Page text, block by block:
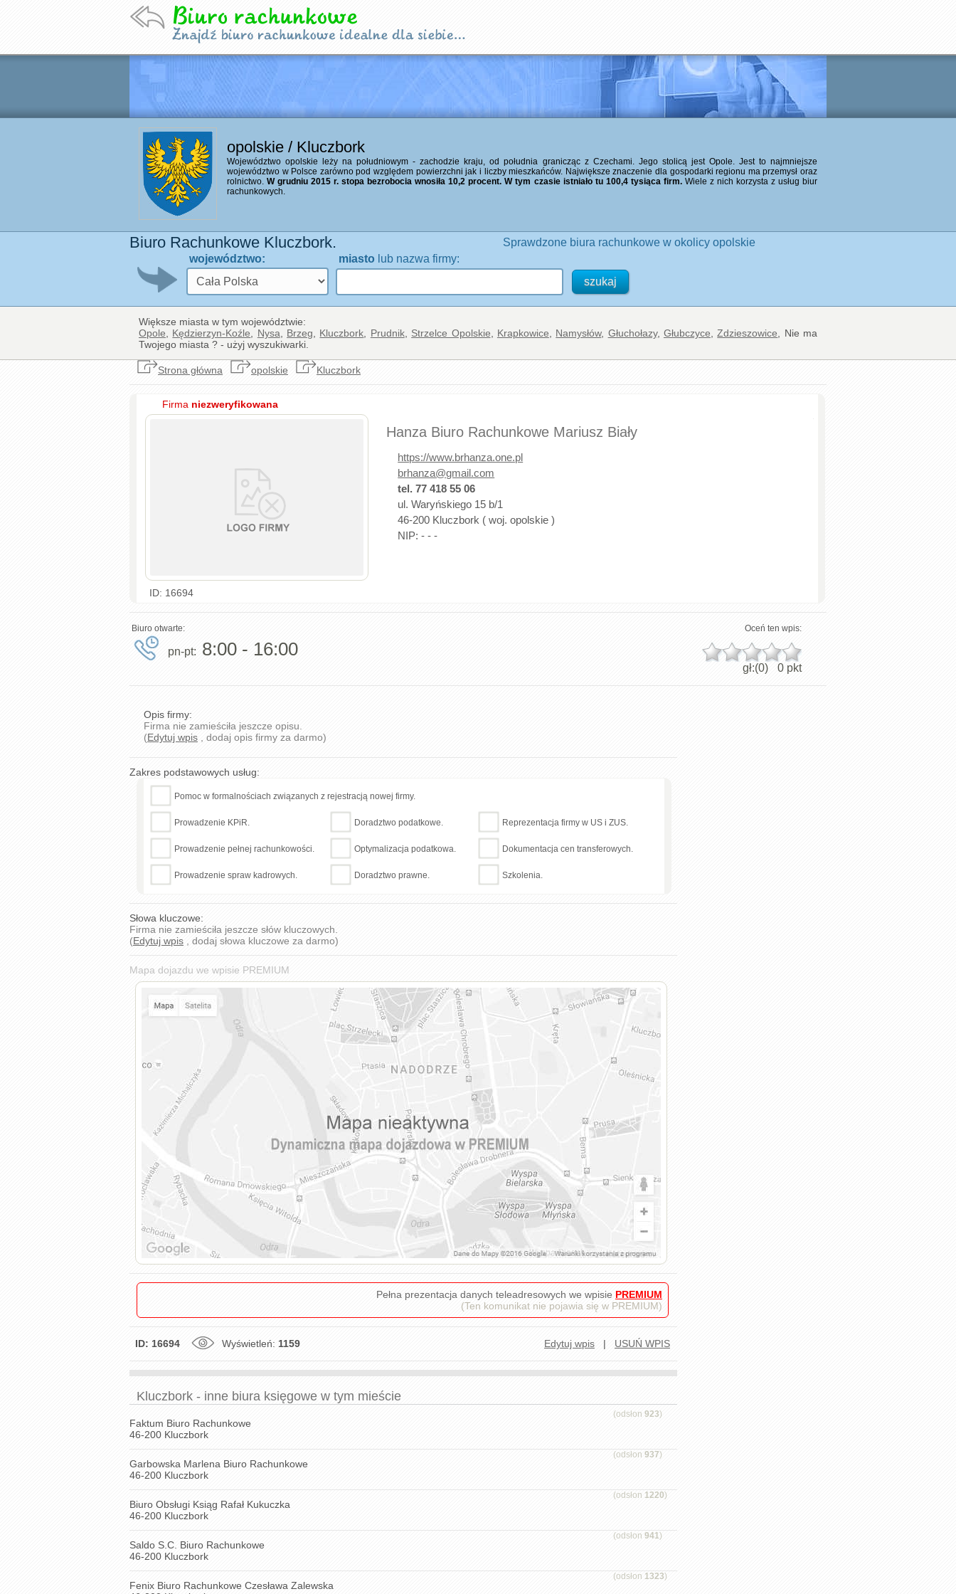
opolskie / Kluczbork
Województwo opolskie leży na południowym - zachodzie kraju, od południa granicząc z Czechami. Jego stolicą jest Opole. Jest to najmniejsze
województwo w Polsce zarówno pod względem powierzchni jak i liczby mieszkańców. Największe znaczenie dla gospodarki regionu ma przemysł oraz
rolnictwo.W grudniu 2015 r. stopa bezrobocia wnosiła 10,2 procent. W tym czasie istniało tu 100,4 tysiąca firm.Wiele z nich korzysta z usług biur
rachunkowych.
Biuro Rachunkowe Kluczbork.
Sprawdzone biura rachunkowe w okolicy opolskie
województwo:
miasto lub nazwa firmy:
Większe miasta w tym województwie:
Opole
Kędzierzyn-Koźle Nysa Brzeg Kluczbork Prudnik, Strzelce Opolskie Krapkowice Namysłów, Głuchołazy, Głubczyce ,Zdzieszowice , Nie ma
Twojego miasta ? - użyj wyszukiwarki.
Strona główna opolskie Kluczbork
Firma niezweryfikowana
ID: 16694
Hanza Biuro Rachunkowe Mariusz Biały
https://www.brhanza.one.pl
brhanza@gmail.com
tel. 77 418 55 06
ul. Waryńskiego 15 b/1
46-200 Kluczbork ( woj. opolskie )
NIP: - - -
Biuro otwarte:
pn-pt: 8:00 - 16:00
Oceń ten wpis:
gł:(0) 0 pkt
Opis firmy:
Firma nie zamieściła jeszcze opisu.
(Edytuj wpis , dodaj opis firmy za darmo)
Zakres podstawowych usług:
Pomoc w formalnościach związanych z rejestracją nowej firmy.
Prowadzenie KPiR. Doradztwo podatkowe. Reprezentacja firmy w US i ZUS.
Prowadzenie pełnej rachunkowości. Optymalizacja podatkowa. Dokumentacja cen transferowych.
Prowadzenie spraw kadrowych. Doradztwo prawne. Szkolenia.
Słowa kluczowe:
Firma nie zamieściła jeszcze słów kluczowych.
(Edytuj wpis , dodaj słowa kluczowe za darmo)
Mapa dojazdu we wpisie PREMIUM
Pełna prezentacja danych teleadresowych we wpisie PREMIUM
(Ten komunikat nie pojawia się w PREMIUM)
ID: 16694 Wyświetleń: 1159 Edytuj wpis | USUŃ WPIS
Kluczbork - inne biura księgowe w tym mieście
(odsłon 923)
Faktum Biuro Rachunkowe
46-200 Kluczbork
(odsłon 937)
Garbowska Marlena Biuro Rachunkowe
46-200 Kluczbork
(odsłon 1220)
Biuro Obsługi Ksiąg Rafał Kukuczka
46-200 Kluczbork
(odsłon 941)
Saldo S.C. Biuro Rachunkowe
46-200 Kluczbork
(odsłon 1323)
Fenix Biuro Rachunkowe Czesława Zalewska